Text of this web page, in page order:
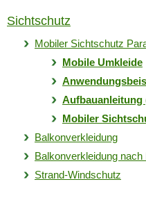
Sichtschutz
Mobiler Sichtschutz
Mobile Umkleide
Aufbauanleitung
Mobiler
Balkonverkleidung
Balkonverkleidung
Strand-Windschutz